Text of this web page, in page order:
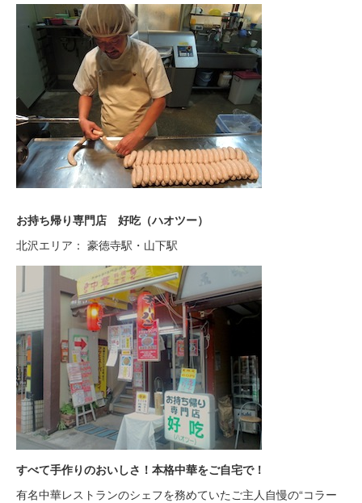
お持ち帰り専門店 好吃（ハオツー）
北沢エリア： 豪徳寺駅・山下駅
すべて手作りのおいしさ！本格中華をご自宅で！
有名中華レストランのシェフを務めていたご主人自慢の“コラー